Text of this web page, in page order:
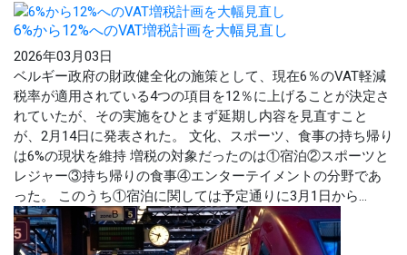
6%から12%へのVAT増税計画を大幅見直し
2026年03月03日
ベルギー政府の財政健全化の施策として、現在6％のVAT軽減
税率が適用されている4つの項目を12％に上げることが決定さ
れていたが、その実施をひとまず延期し内容を見直すこと
が、2月14日に発表された。 文化、スポーツ、食事の持ち帰り
は6%の現状を維持 増税の対象だったのは①宿泊②スポーツと
レジャー③持ち帰りの食事④エンターテイメントの分野であ
った。 このうち①宿泊に関しては予定通りに3月1日から...